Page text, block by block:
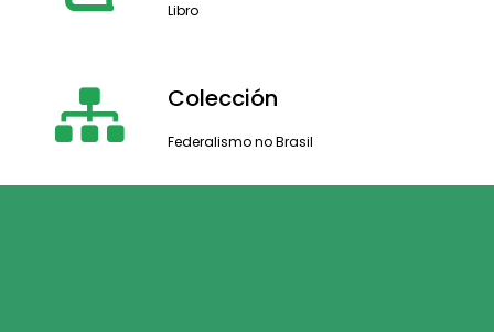
Libro
Colección
Federalismo no Brasil